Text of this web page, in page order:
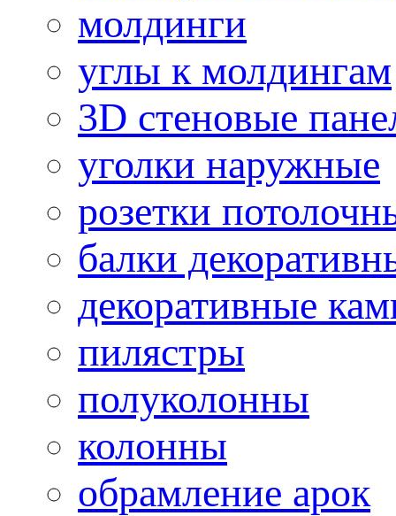
молдинги
углы к молдингам
3D стеновые
уголки наружные
розетки
балки
декоративные
пилястры
полуколонны
колонны
обрамление арок